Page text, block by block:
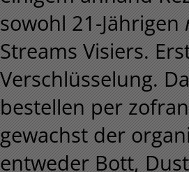
sowohl 21-Jährigen
Streams Visiers.
Verschlüsselung.
bestellen per
gewachst der
entweder Bott,